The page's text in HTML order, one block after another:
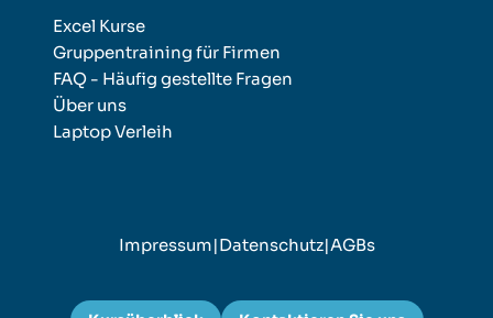
Excel Kurse
Gruppentraining für Firmen
FAQ - Häufig gestellte Fragen
Über uns
Laptop Verleih
Impressum|Datenschutz|AGBs